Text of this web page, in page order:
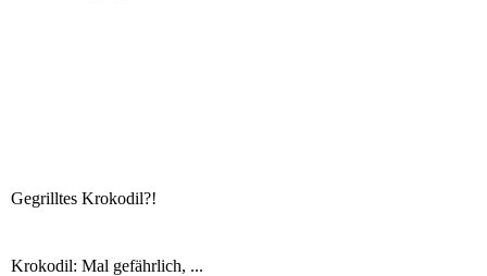
Gegrilltes Krokodil?!
Krokodil: Mal gefährlich, ...